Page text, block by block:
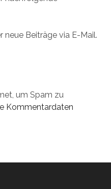
neue Beiträge via E-Mail.
um Spam zu
Kommentardaten